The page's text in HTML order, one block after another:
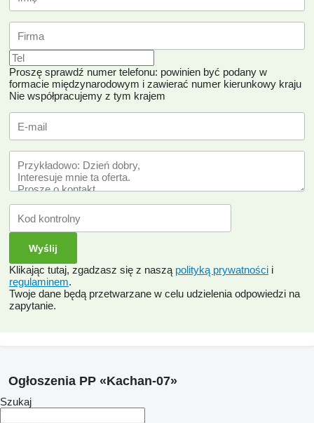
Proszę sprawdź numer telefonu: powinien być podany w
formacie międzynarodowym i zawierać numer kierunkowy kraju
Nie współpracujemy z tym krajem
Klikając tutaj, zgadzasz się z naszą polityką prywatności i
regulaminem.
Twoje dane będą przetwarzane w celu udzielenia odpowiedzi na
zapytanie.
Ogłoszenia PP «Kachan-07»
Szukaj